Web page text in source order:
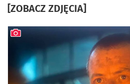
[ZOBACZ ZDJĘCIA]